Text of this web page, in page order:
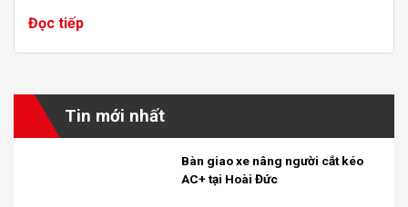
Đọc tiếp
Tin mới nhất
Bàn giao xe nâng người cắt kéo
AC+ tại Hoài Đức